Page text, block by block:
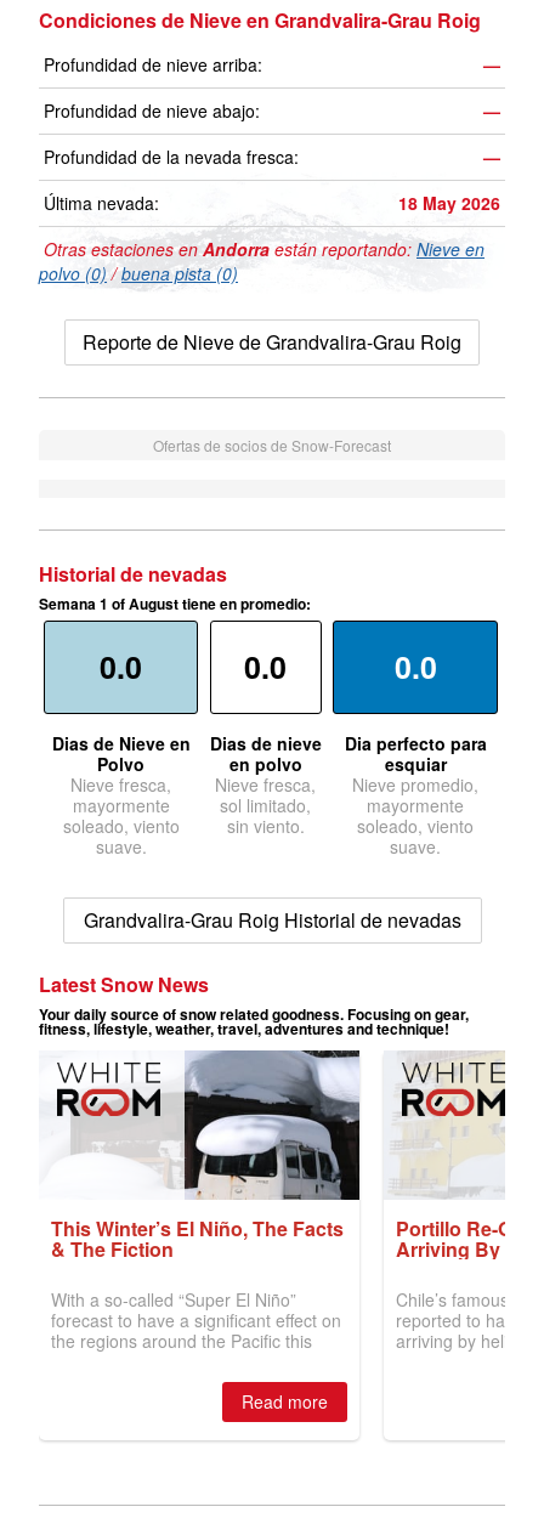
Condiciones de Nieve en Grandvalira-Grau Roig
Profundidad de nieve arriba:
—
Profundidad de nieve abajo:
—
Profundidad de la nevada fresca:
—
Última nevada:
18 May 2026
Otras estaciones enAndorra están reportando: Nieve en
polvo (0) /buena pista (0)
Reporte de Nieve de Grandvalira-Grau Roig
Ofertas de socios de Snow-Forecast
Historial de nevadas
Semana 1 of August tiene en promedio:
0.0
Dias de Nieve en
Polvo
Nieve fresca,
mayormente
soleado, viento
suave.
0.0
Dias de nieve
en polvo
Nieve fresca,
sol limitado,
sin viento.
0.0
Dia perfecto para
esquiar
Nieve promedio,
mayormente
soleado, viento
suave.
Grandvalira-Grau Roig Historial de nevadas